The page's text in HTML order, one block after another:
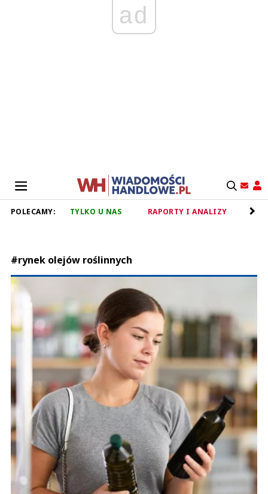
ad
POLECAMY: TYLKO U NAS RAPORTY I ANALIZY
#rynek olejów roślinnych